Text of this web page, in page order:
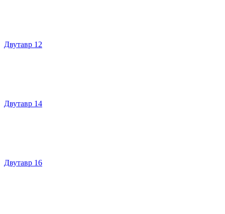
Двутавр 12
Двутавр 14
Двутавр 16